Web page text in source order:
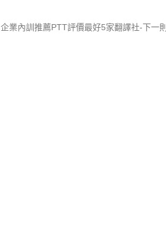
企業內訓推薦PTT評價最好5家翻譯社-下一則